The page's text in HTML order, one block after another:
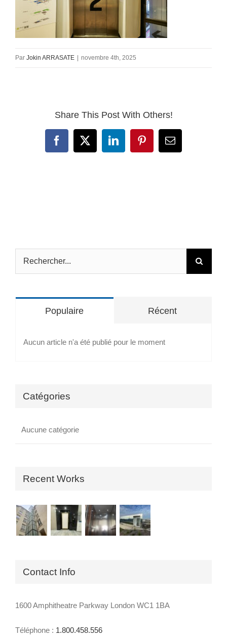
Par Jokin ARRASATE novembre 4th, 2025
Share This Post With Others!
Facebook
X LinkedInPinterestEmail
Rechercher:
Populaire Récent
Aucun article n'a été publié pour le moment
Catégories
Aucune catégorie
Recent Works
Contact Info
1600 Amphitheatre Parkway London WC1 1BA
Téléphone : 1.800.458.556